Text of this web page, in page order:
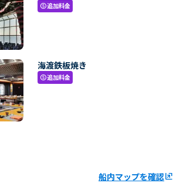
paid追加料金
海渡鉄板焼き
paid追加料金
船内マップを確認ungroup